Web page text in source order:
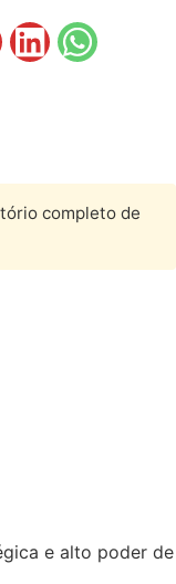
completo de
e alto poder de